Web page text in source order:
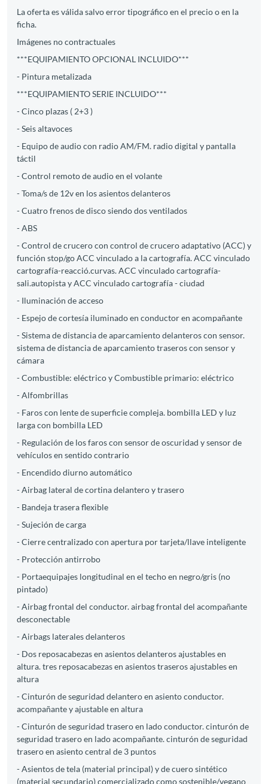
La oferta es válida salvo error tipográfico en el precio o en la
ficha.
Imágenes no contractuales
***EQUIPAMIENTO OPCIONAL INCLUIDO***
- Pintura metalizada
***EQUIPAMIENTO SERIE INCLUIDO***
- Cinco plazas ( 2+3 )
- Seis altavoces
- Equipo de audio con radio AM/FM. radio digital y pantalla
táctil
- Control remoto de audio en el volante
- Toma/s de 12v en los asientos delanteros
- Cuatro frenos de disco siendo dos ventilados
- ABS
- Control de crucero con control de crucero adaptativo (ACC) y
función stop/go ACC vinculado a la cartografía. ACC vinculado
cartografía-reacció.curvas. ACC vinculado cartografía-
sali.autopista y ACC vinculado cartografía - ciudad
- Iluminación de acceso
- Espejo de cortesía iluminado en conductor en acompañante
- Sistema de distancia de aparcamiento delanteros con sensor.
sistema de distancia de aparcamiento traseros con sensor y
cámara
- Combustible: eléctrico y Combustible primario: eléctrico
- Alfombrillas
- Faros con lente de superficie compleja. bombilla LED y luz
larga con bombilla LED
- Regulación de los faros con sensor de oscuridad y sensor de
vehículos en sentido contrario
- Encendido diurno automático
- Airbag lateral de cortina delantero y trasero
- Bandeja trasera flexible
- Sujeción de carga
- Cierre centralizado con apertura por tarjeta/llave inteligente
- Protección antirrobo
- Portaequipajes longitudinal en el techo en negro/gris (no
pintado)
- Airbag frontal del conductor. airbag frontal del acompañante
desconectable
- Airbags laterales delanteros
- Dos reposacabezas en asientos delanteros ajustables en
altura. tres reposacabezas en asientos traseros ajustables en
altura
- Cinturón de seguridad delantero en asiento conductor.
acompañante y ajustable en altura
- Cinturón de seguridad trasero en lado conductor. cinturón de
seguridad trasero en lado acompañante. cinturón de seguridad
trasero en asiento central de 3 puntos
- Asientos de tela (material principal) y de cuero sintético
(material secundario) comercializado como sostenible/vegano